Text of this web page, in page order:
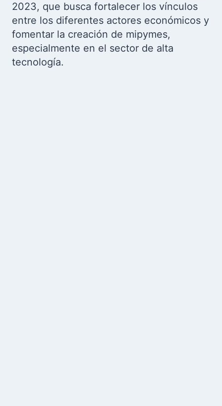
2023, que busca fortalecer los vínculos
entre los diferentes actores económicos y
fomentar la creación de mipymes,
especialmente en el sector de alta
tecnología.